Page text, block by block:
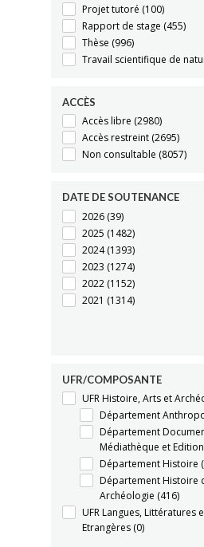
Projet tutoré (100)
Rapport de stage (455)
Thèse (996)
Travail scientifique de
ACCÈS
Accès libre (2980)
Accès restreint (2695)
Non consultable (8057)
DATE DE SOUTENANCE
2026 (39)
2025 (1482)
2024(1393)
2023 (1274)
2022 (1152)
2021 (1314)
UFR/COMPOSANTE
UFR Histoire, Arts et
Département
Département
Médiathèque et Edition
Département Histoire
Département Histoire
Archéologie (416)
UFR Langues, Littératures
Etrangères (0)